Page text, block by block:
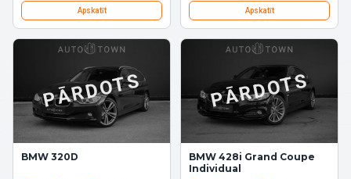
Apskatīt Apskatīt
PĀRDOTS
BMW 320D
PĀRDOTS
BMW 428i Grand Coupe
Individual